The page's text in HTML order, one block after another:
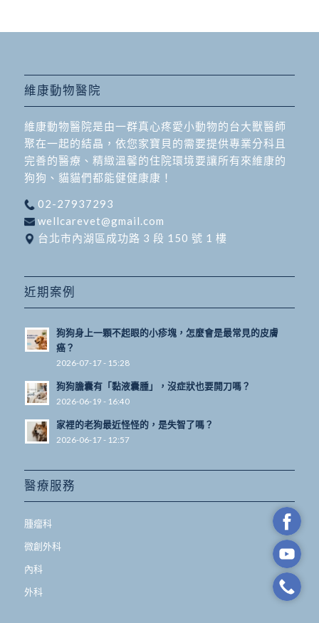
維康動物醫院
維康動物醫院是由一群真心疼愛小動物的台大獸醫師
聚在一起的結晶，依您家寶貝的需要提供專業分科且
完善的醫療、精緻溫馨的住院環境要讓所有來維康的
狗狗、貓貓們都能健健康康！
02-27937293
wellcarevet@gmail.com
台北市內湖區成功路 3 段 150 號 1 樓
近期案例
狗狗身上一顆不起眼的小疹塊，怎麼會是最常見的皮膚
癌？
2026-07-17 - 15:28
狗狗膽囊有「黏液囊腫」，沒症狀也要開刀嗎？
2026-06-19 - 16:40
家裡的老狗最近怪怪的，是失智了嗎？
2026-06-17 - 12:57
醫療服務
腫瘤科
微創外科
內科
外科